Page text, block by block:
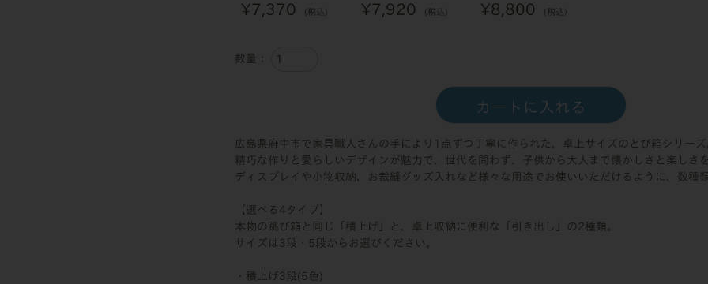
¥7,370 税込 ¥7,920 税込 ¥8,800 税込
カートに入れる
広島県府中市で家具職人さんの手により1点ずつ丁寧に作られた、卓上サイズのとび箱シリーズ
精巧な作りと愛らしいデザインが魅力で、世代を問わず、子供から大人まで懐かしさと楽しさ
ディスプレイや小物収納、お裁縫グッズ入れなど様々な用途でお使いいただけるように、数種
【選べる4タイプ】
本物の跳び箱と同じ「積上げ」と、卓上収納に便利な「引き出し」の2種類。
サイズは3段・5段からお選びください。
・積上げ3段(5色)